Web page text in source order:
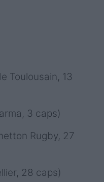
Toulousain, 13
3 caps)
Rugby, 27
28 caps)